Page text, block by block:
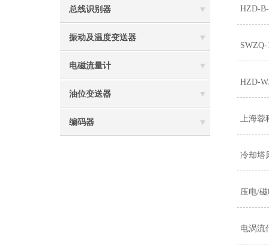
总线识别器
振动及温度变送器
电磁流量计
油位变送器
编码器
HZD-
HZD-
上海蓉
冷却塔
压电/
电涡流